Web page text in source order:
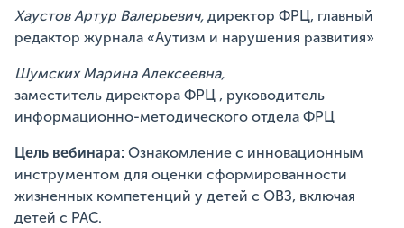
Хаустов Артур Валерьевич, директор ФРЦ, главный
редактор журнала «Аутизм и нарушения развития»
Шумских Марина Алексеевна,
заместитель директора ФРЦ , руководитель
информационно-методического отдела ФРЦ
Цель вебинара: Ознакомление с инновационным
инструментом для оценки сформированности
жизненных компетенций у детей с ОВЗ, включая
детей с РАС.